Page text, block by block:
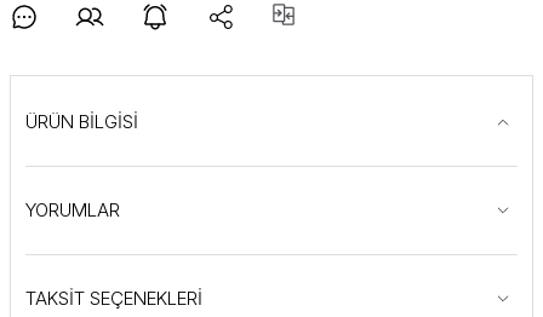
ÜRÜN BİLGİSİ
YORUMLAR
TAKSİT SEÇENEKLERİ